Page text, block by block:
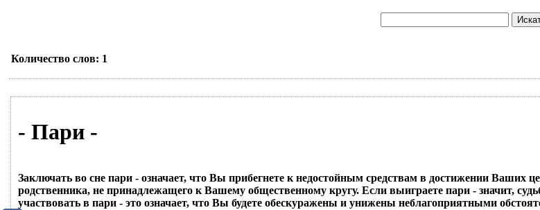
Количество слов: 1
- Пари -
Заключать во сне пари - означает, что Вы прибегнете к недостойным средствам в достижении Ваших
родственника, не принадлежащего к Вашему общественному кругу. Если выиграете пари - значит,
участвовать в пари - это означает, что Вы будете обескуражены и унижены неблагоприятными